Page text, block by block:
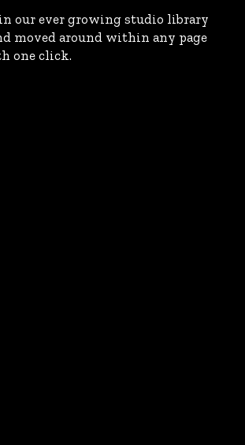
our ever growing studio library
moved around within any page
one click.